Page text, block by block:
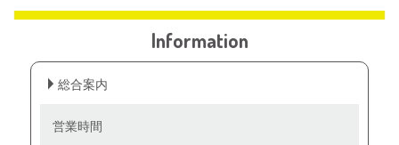
Information
総合案内
営業時間